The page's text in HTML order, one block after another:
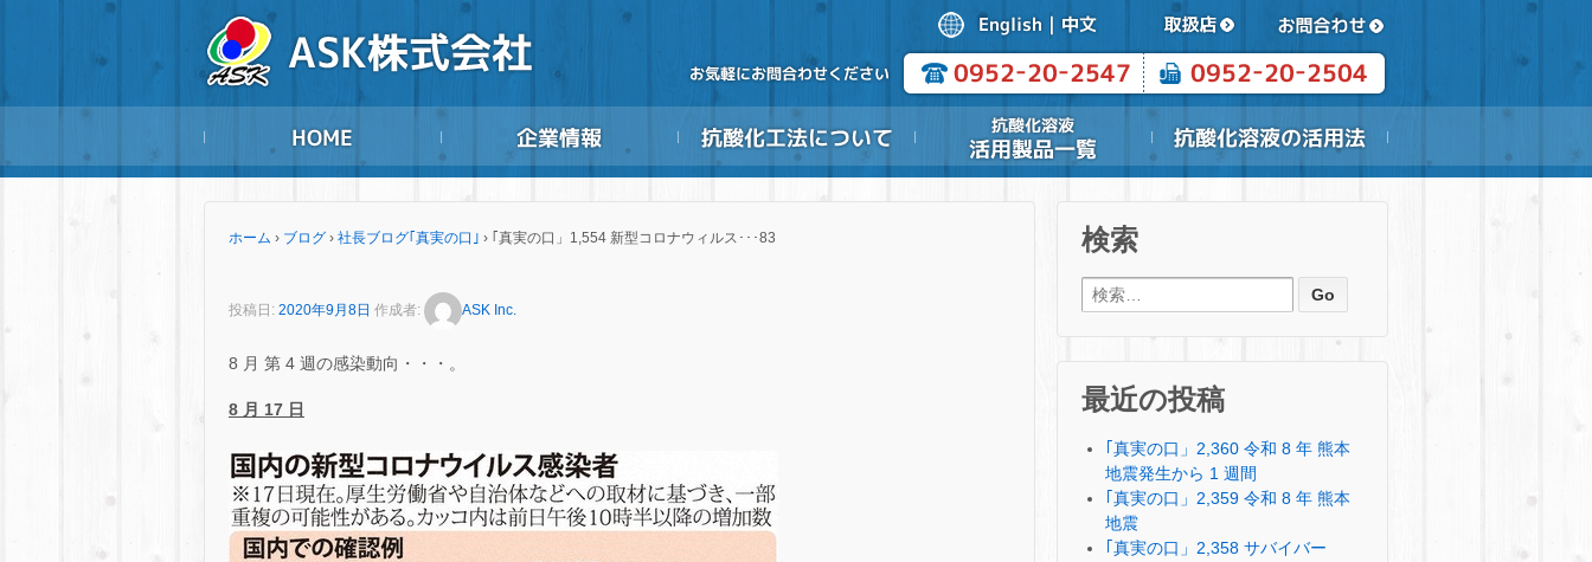
ホーム › ブログ › 社長ブログ｢真実の口｣ › ｢真実の口」1,554 新型コロナウィルス･･･83
投稿日: 2020年9月8日 作成者: ASK Inc.
8 月 第 4 週の感染動向・・・。
8 月 17 日
検索
検索:
最近の投稿
｢真実の口」2,360 令和 8 年 熊本
地震発生から 1 週間
｢真実の口」2,359 令和 8 年 熊本
地震
｢真実の口」2,358 サバイバー